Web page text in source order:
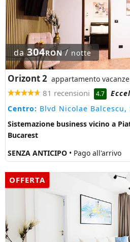
da304RON/ notte
Orizont 2 appartamento
81 recensioni 4.7
Centro: Blvd Nicolae Balcescu,
Sistemazione business vicino a
Bucarest
SENZA ANTICIPO • Pago all'arrivo
OFFERTA